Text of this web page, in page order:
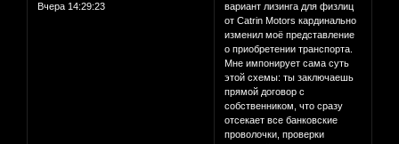
Вчера 14:29:23
вариант лизинга для физлиц
от Catrin Motors кардинально
изменил моё представление
о приобретении транспорта.
Мне импонирует сама суть
этой схемы: ты заключаешь
прямой договор с
собственником, что сразу
отсекает все банковские
проволочки, проверки